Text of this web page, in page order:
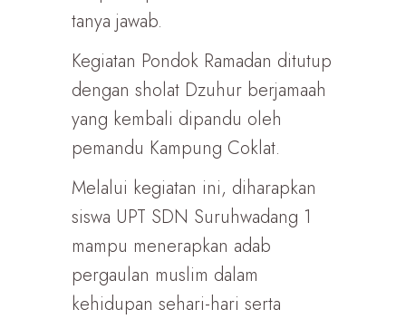
tanya jawab.
Kegiatan Pondok Ramadan ditutup
dengan sholat Dzuhur berjamaah
yang kembali dipandu oleh
pemandu Kampung Coklat.
Melalui kegiatan ini, diharapkan
siswa UPT SDN Suruhwadang 1
mampu menerapkan adab
pergaulan muslim dalam
kehidupan sehari-hari serta